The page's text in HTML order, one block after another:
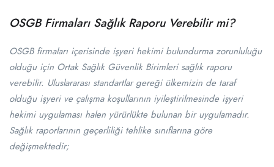
OSGB Firmaları Sağlık Raporu Verebilir mi?
OSGB firmaları içerisinde işyeri hekimi bulundurma zorunluluğu
olduğu için Ortak Sağlık Güvenlik Birimleri sağlık raporu
verebilir. Uluslararası standartlar gereği ülkemizin de taraf
olduğu işyeri ve çalışma koşullarının iyileştirilmesinde işyeri
hekimi uygulaması halen yürürlükte bulunan bir uygulamadır.
Sağlık raporlarının geçerliliği tehlike sınıflarına göre
değişmektedir;